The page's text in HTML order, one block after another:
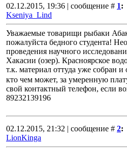
02.12.2015, 19:36 | сообщение # 1:
Kseniya_Lind
Уважаемые товарищи рыбаки
пожалуйста бедного студента!
проведения научного
Хакасии (озер). Красноярское
т.к. материал оттуда уже собран и
кто чем может, за умеренную
свой контактный телефон, если
89232139196
02.12.2015, 21:32 | сообщение # 2:
LionKinga